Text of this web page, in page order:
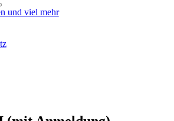
und viel mehr